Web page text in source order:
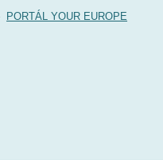
PORTÁL YOUR EUROPE